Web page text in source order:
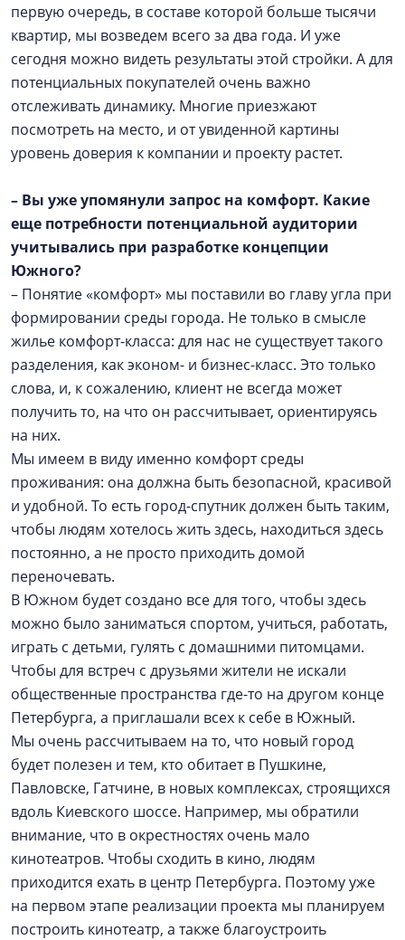
первую очередь, в составе которой больше тысячи
квартир, мы возведем всего за два года. И уже
сегодня можно видеть результаты этой стройки. А для
потенциальных покупателей очень важно
отслеживать динамику. Многие приезжают
посмотреть на место, и от увиденной картины
уровень доверия к компании и проекту растет.
– Вы уже упомянули запрос на комфорт. Какие
еще потребности потенциальной аудитории
учитывались при разработке концепции
Южного?
– Понятие «комфорт» мы поставили во главу угла при
формировании среды города. Не только в смысле
жилье комфорт-класса: для нас не существует такого
разделения, как эконом- и бизнес-класс. Это только
слова, и, к сожалению, клиент не всегда может
получить то, на что он рассчитывает, ориентируясь
на них.
Мы имеем в виду именно комфорт среды
проживания: она должна быть безопасной, красивой
и удобной. То есть город-спутник должен быть таким,
чтобы людям хотелось жить здесь, находиться здесь
постоянно, а не просто приходить домой
переночевать.
В Южном будет создано все для того, чтобы здесь
можно было заниматься спортом, учиться, работать,
играть с детьми, гулять с домашними питомцами.
Чтобы для встреч с друзьями жители не искали
общественные пространства где-то на другом конце
Петербурга, а приглашали всех к себе в Южный.
Мы очень рассчитываем на то, что новый город
будет полезен и тем, кто обитает в Пушкине,
Павловске, Гатчине, в новых комплексах, строящихся
вдоль Киевского шоссе. Например, мы обратили
внимание, что в окрестностях очень мало
кинотеатров. Чтобы сходить в кино, людям
приходится ехать в центр Петербурга. Поэтому уже
на первом этапе реализации проекта мы планируем
построить кинотеатр, а также благоустроить